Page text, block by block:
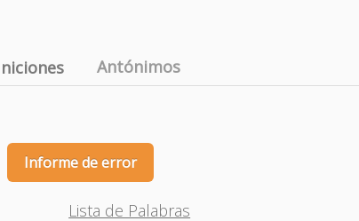
Antónimos
Informe de error
Lista de Palabras